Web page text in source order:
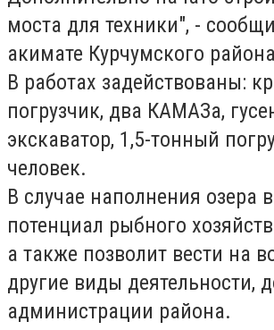
моста для техники", -
акимате Курчумского
В работах задействованы:
погрузчик, два КАМАЗа,
экскаватор, 1,5-тонный
человек.
В случае наполнения озера
потенциал рыбного
а также позволит вести на
другие виды деятельности,
администрации района.